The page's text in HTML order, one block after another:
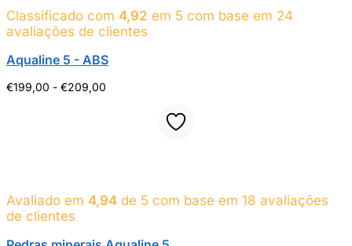
Classificado com 4,92 em 5 com base em 24
avaliações de clientes
Aqualine 5 - ABS
€199,00 - €209,00
Avaliado em 4,94 de 5 com base em 18 avaliações
de clientes